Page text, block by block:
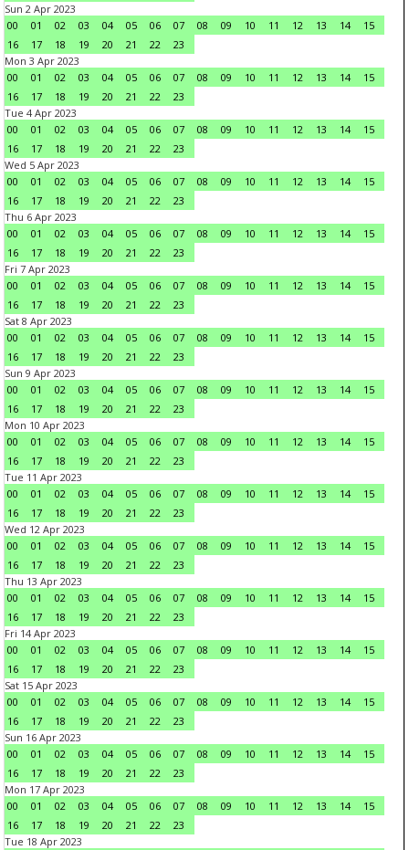
Sun 2 Apr 2023
00
01 02 03 04 05 06 07 08 09 10 11 12 13 14
15
16
17 18 19 20 21 22
23
Mon 3 Apr 2023
00
01 02 03 04 05 06 07 08 09 10 11 12 13 14
15
16
17 18 19 20 21 22
23
Tue 4 Apr 2023
00
01 02 03 04 05 06 07 08 09 10 11 12 13 14
15
16
17 18 19 20 21 22
23
Wed 5 Apr 2023
00
01 02 03 04 05 06 07 08 09 10 11 12 13 14
15
16
17 18 19 20 21 22
23
Thu 6 Apr 2023
00
01 02 03 04 05 06 07 08 09 10 11 12 13 14
15
16
17 18 19 20 21 22
23
Fri 7 Apr 2023
00
01 02 03 04 05 06 07 08 09 10 11 12 13 14
15
16
17 18 19 20 21 22
23
Sat 8 Apr 2023
00
01 02 03 04 05 06 07 08 09 10 11 12 13 14
15
16
17 18 19 20 21 22
23
Sun 9 Apr 2023
00
01 02 03 04 05 06 07 08 09 10 11 12 13 14
15
16
17 18 19 20 21 22
23
Mon 10 Apr 2023
00
01 02 03 04 05 06 07 08 09 10 11 12 13 14
15
16
17 18 19 20 21 22
23
Tue 11 Apr 2023
00
01 02 03 04 05 06 07 08 09 10 11 12 13 14
15
16
17 18 19 20 21 22
23
Wed 12 Apr 2023
00
01 02 03 04 05 06 07 08 09 10 11 12 13 14
15
16
17 18 19 20 21 22
23
Thu 13 Apr 2023
00
01 02 03 04 05 06 07 08 09 10 11 12 13 14
15
16
17 18 19 20 21 22
23
Fri 14 Apr 2023
00
01 02 03 04 05 06 07 08 09 10 11 12 13 14
15
16
17 18 19 20 21 22
23
Sat 15 Apr 2023
00
01 02 03 04 05 06 07 08 09 10 11 12 13 14
15
16
17 18 19 20 21 22
23
Sun 16 Apr 2023
00
01 02 03 04 05 06 07 08 09 10 11 12 13 14
15
16
17 18 19 20 21 22
23
Mon 17 Apr 2023
00
01 02 03 04 05 06 07 08 09 10 11 12 13 14
15
16
17 18 19 20 21 22
23
Tue 18 Apr 2023